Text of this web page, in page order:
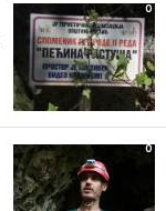
0
0